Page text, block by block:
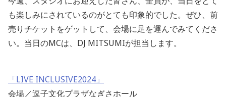
も楽しみにされているのがとても印象的でした。ぜひ、前
売りチケットをゲットして、会場に足を運んでみてくださ
い。当日のMCは、DJ MITSUMIが担当します。
「LIVE INCLUSIVE2024」
会場／逗子文化プラザなぎさホール